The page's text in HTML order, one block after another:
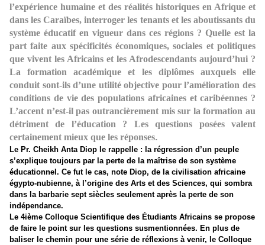
l’expérience humaine et des réalités historiques en Afrique et
dans les Caraïbes, interroger les tenants et les aboutissants du
système éducatif en vigueur dans ces régions ? Quelle est la
part faite aux spécificités économiques, sociales et politiques
que vivent les Africains et les Afrodescendants aujourd’hui ?
La formation académique et les diplômes auxquels elle
conduit sont-ils d’une utilité objective pour l’amélioration des
conditions de vie des populations africaines et caribéennes ?
L’accent n’est-il pas outrancièrement mis sur la formation au
détriment de l’éducation ? Les questions posées valent
certainement mieux que les réponses.
Le Pr. Cheikh Anta Diop le rappelle : la régression d’un peuple
s’explique toujours par la perte de la maîtrise de son système
éducationnel. Ce fut le cas, note Diop, de la civilisation africaine
égypto-nubienne, à l’origine des Arts et des Sciences, qui sombra
dans la barbarie sept siècles seulement après la perte de son
indépendance.
Le 4ième Colloque Scientifique des Étudiants Africains se propose
de faire le point sur les questions susmentionnées. En plus de
baliser le chemin pour une série de réflexions à venir, le Colloque